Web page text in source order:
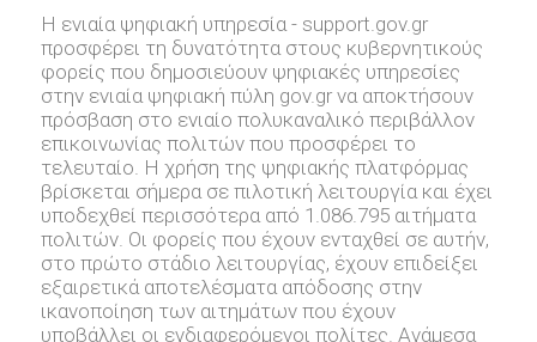
Η ενιαία ψηφιακή υπηρεσία - support.gov.gr
προσφέρει τη δυνατότητα στους κυβερνητικούς
φορείς που δημοσιεύουν ψηφιακές υπηρεσίες
στην ενιαία ψηφιακή πύλη gov.gr να αποκτήσουν
πρόσβαση στο ενιαίο πολυκαναλικό περιβάλλον
επικοινωνίας πολιτών που προσφέρει το
τελευταίο. Η χρήση της ψηφιακής πλατφόρμας
βρίσκεται σήμερα σε πιλοτική λειτουργία και έχει
υποδεχθεί περισσότερα από 1.086.795 αιτήματα
πολιτών. Οι φορείς που έχουν ενταχθεί σε αυτήν,
στο πρώτο στάδιο λειτουργίας, έχουν επιδείξει
εξαιρετικά αποτελέσματα απόδοσης στην
ικανοποίηση των αιτημάτων που έχουν
υποβάλλει οι ενδιαφερόμενοι πολίτες. Ανάμεσα